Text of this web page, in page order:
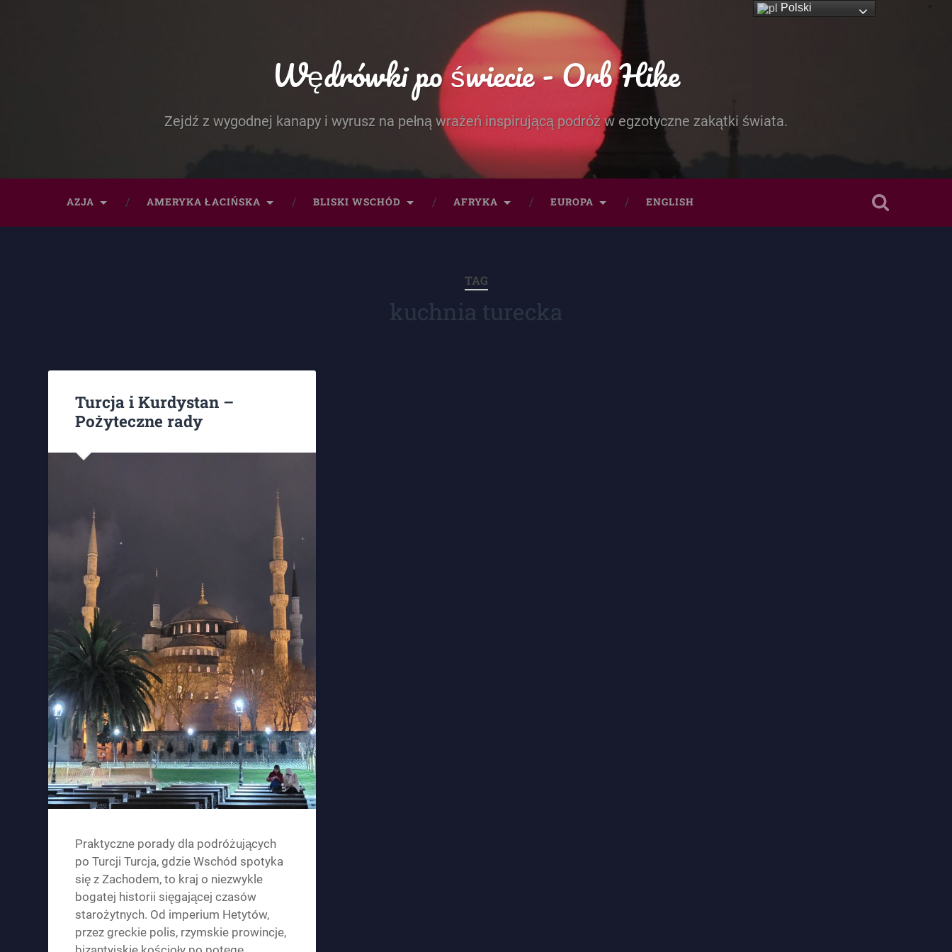
Wędrówki po świecie - Orb Hike
Zejdź z wygodnej kanapy i wyrusz na pełną wrażeń inspirującą podróż w egzotyczne zakątki świata.
AZJA AMERYKA ŁACIŃSKA BLISKI WSCHÓD AFRYKA EUROPA ENGLISH
TAG
kuchnia turecka
Turcja i Kurdystan –
Pożyteczne rady
Praktyczne porady dla podróżujących
po Turcji Turcja, gdzie Wschód spotyka
się z Zachodem, to kraj o niezwykle
bogatej historii sięgającej czasów
starożytnych. Od imperium Hetytów,
przez greckie polis, rzymskie prowincje,
Polski